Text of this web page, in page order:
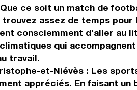
ce soit un match de
assez de temps pour
consciemment d'aller au
qui
travail.
et-Niévès : Les
appréciés. En faisant un